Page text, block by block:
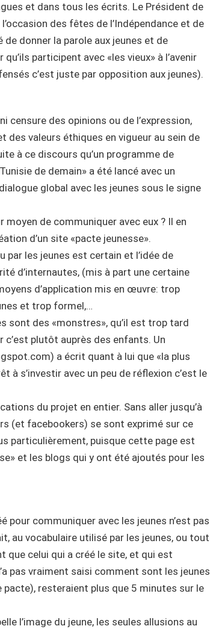
et dans tous les écrits. Le Président de
des fêtes de l’Indépendance et de
donner la parole aux jeunes et de
participent avec «les vieux» à l’avenir
c’est juste par opposition aux jeunes).
censure des opinions ou de l’expression,
valeurs éthiques en vigueur au sein de
à ce discours qu’un programme de
de demain» a été lancé avec un
global avec les jeunes sous le signe
de communiquer avec eux ? Il en
d’un site «pacte jeunesse».
par les jeunes est certain et l’idée de
d’internautes, (mis à part une certaine
d’application mis en œuvre: trop
et trop formel,…
sont des «monstres», qu’il est trop tard
c’est plutôt auprès des enfants. Un
a écrit quant à lui que «la plus
à s’investir avec un peu de réflexion c’est le
du projet en entier. Sans aller jusqu’à
(et facebookers) se sont exprimé sur ce
particulièrement, puisque cette page est
et les blogs qui y ont été ajoutés pour les
communiquer avec les jeunes n’est pas
au vocabulaire utilisé par les jeunes, ou tout
que celui qui a créé le site, et qui est
pas vraiment saisi comment sont les jeunes
pacte), resteraient plus que 5 minutes sur le
l’image du jeune, les seules allusions au